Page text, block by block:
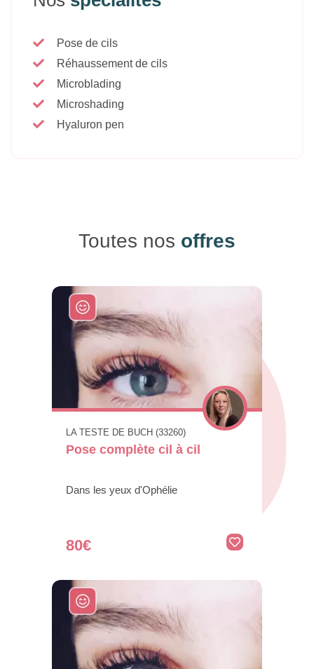
Pose de cils
Réhaussement de cils
Microblading
Microshading
Hyaluron pen
Toutes nos offres
LA TESTE DE BUCH (33260)
Pose complète cil à cil
Dans les yeux d'Ophélie
80€